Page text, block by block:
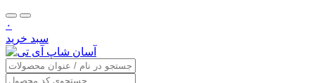
۰
سبد خرید